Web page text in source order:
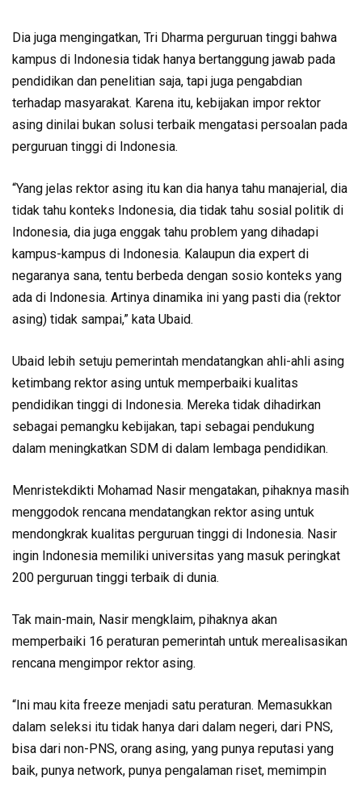
Dia juga mengingatkan, Tri Dharma perguruan tinggi bahwa
kampus di Indonesia tidak hanya bertanggung jawab pada
pendidikan dan penelitian saja, tapi juga pengabdian
terhadap masyarakat. Karena itu, kebijakan impor rektor
asing dinilai bukan solusi terbaik mengatasi persoalan pada
perguruan tinggi di Indonesia.
“Yang jelas rektor asing itu kan dia hanya tahu manajerial, dia
tidak tahu konteks Indonesia, dia tidak tahu sosial politik di
Indonesia, dia juga enggak tahu problem yang dihadapi
kampus-kampus di Indonesia. Kalaupun dia expert di
negaranya sana, tentu berbeda dengan sosio konteks yang
ada di Indonesia. Artinya dinamika ini yang pasti dia (rektor
asing) tidak sampai,” kata Ubaid.
Ubaid lebih setuju pemerintah mendatangkan ahli-ahli asing
ketimbang rektor asing untuk memperbaiki kualitas
pendidikan tinggi di Indonesia. Mereka tidak dihadirkan
sebagai pemangku kebijakan, tapi sebagai pendukung
dalam meningkatkan SDM di dalam lembaga pendidikan.
Menristekdikti Mohamad Nasir mengatakan, pihaknya masih
menggodok rencana mendatangkan rektor asing untuk
mendongkrak kualitas perguruan tinggi di Indonesia. Nasir
ingin Indonesia memiliki universitas yang masuk peringkat
200 perguruan tinggi terbaik di dunia.
Tak main-main, Nasir mengklaim, pihaknya akan
memperbaiki 16 peraturan pemerintah untuk merealisasikan
rencana mengimpor rektor asing.
“Ini mau kita freeze menjadi satu peraturan. Memasukkan
dalam seleksi itu tidak hanya dari dalam negeri, dari PNS,
bisa dari non-PNS, orang asing, yang punya reputasi yang
baik, punya network, punya pengalaman riset, memimpin